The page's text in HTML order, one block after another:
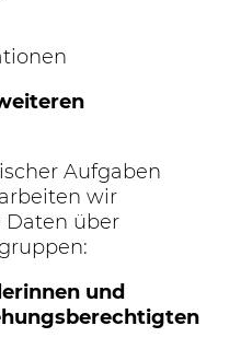
Aufgaben
wir
Daten über
und